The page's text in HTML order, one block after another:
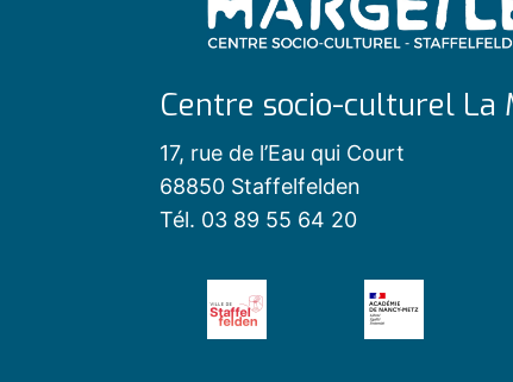
Centre socio-culturel La
17, rue de l’Eau qui Court
68850 Staffelfelden
Tél. 03 89 55 64 20